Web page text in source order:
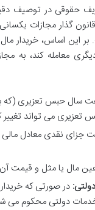
حقوقی در توصیف
گذار مجازات
این اساس، خریدار مال
معامله کند، به
سال حبس تعزیری (که
می تواند تغییر
جزای نقدی معادل
عین مال یا مثل و قیمت
در صورتی که
خدمات دولتی محکوم می